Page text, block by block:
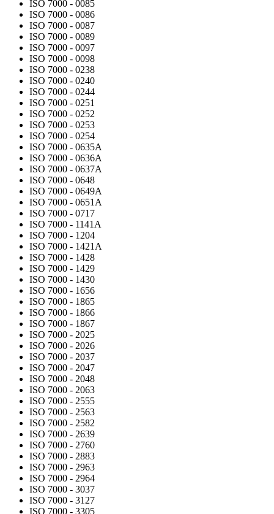
ISO 7000 - 0085
ISO 7000 - 0086
ISO 7000 - 0087
ISO 7000 - 0089
ISO 7000 - 0097
ISO 7000 - 0098
ISO 7000 - 0238
ISO 7000 - 0240
ISO 7000 - 0244
ISO 7000 - 0251
ISO 7000 - 0252
ISO 7000 - 0253
ISO 7000 - 0254
ISO 7000 - 0635A
ISO 7000 - 0636A
ISO 7000 - 0637A
ISO 7000 - 0648
ISO 7000 - 0649A
ISO 7000 - 0651A
ISO 7000 - 0717
ISO 7000 - 1141A
ISO 7000 - 1204
ISO 7000 - 1421A
ISO 7000 - 1428
ISO 7000 - 1429
ISO 7000 - 1430
ISO 7000 - 1656
ISO 7000 - 1865
ISO 7000 - 1866
ISO 7000 - 1867
ISO 7000 - 2025
ISO 7000 - 2026
ISO 7000 - 2037
ISO 7000 - 2047
ISO 7000 - 2048
ISO 7000 - 2063
ISO 7000 - 2555
ISO 7000 - 2563
ISO 7000 - 2582
ISO 7000 - 2639
ISO 7000 - 2760
ISO 7000 - 2883
ISO 7000 - 2963
ISO 7000 - 2964
ISO 7000 - 3037
ISO 7000 - 3127
ISO 7000 - 3305